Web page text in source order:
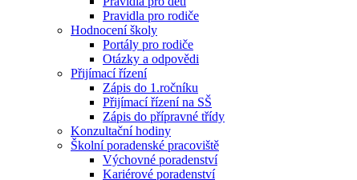
Pravidla pro rodiče
Hodnocení školy
Portály pro rodiče
Otázky a odpovědi
Přijímací řízení
Zápis do 1.ročníku
Přijímací řízení na SŠ
Zápis do přípravné třídy
Konzultační hodiny
Školní poradenské pracoviště
Výchovné poradenství
Kariérové poradenství